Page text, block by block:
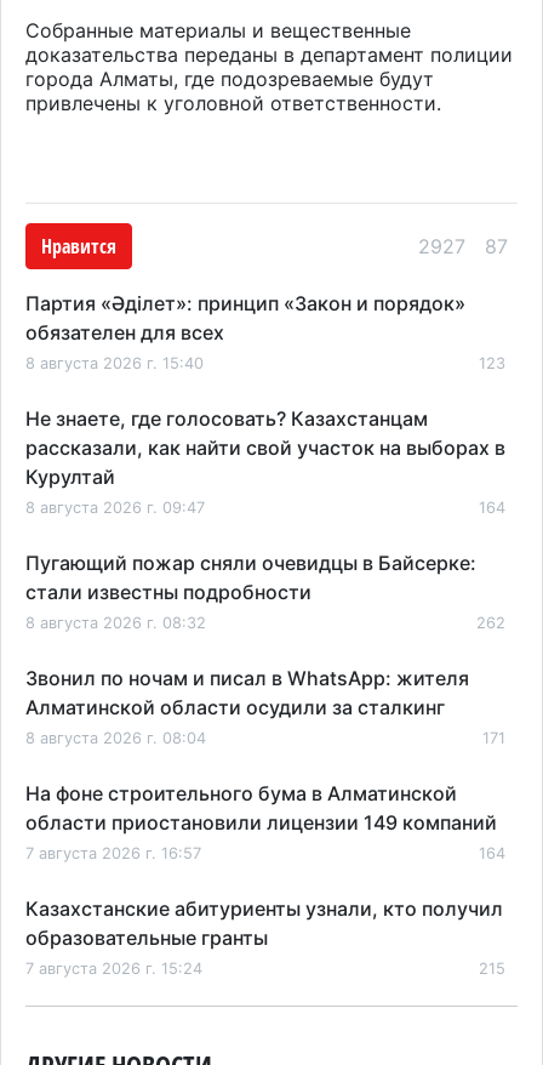
Собранные материалы и вещественные
доказательства переданы в департамент полиции
города Алматы, где подозреваемые будут
привлечены к уголовной ответственности.
Нравится 2927 87
Партия «Әділет»: принцип «Закон и порядок»
обязателен для всех
8 августа 2026 г. 15:40 123
Не знаете, где голосовать? Казахстанцам
рассказали, как найти свой участок на выборах в
Курултай
8 августа 2026 г. 09:47 164
Пугающий пожар сняли очевидцы в Байсерке:
стали известны подробности
8 августа 2026 г. 08:32 262
Звонил по ночам и писал в WhatsApp: жителя
Алматинской области осудили за сталкинг
8 августа 2026 г. 08:04 171
На фоне строительного бума в Алматинской
области приостановили лицензии 149 компаний
7 августа 2026 г. 16:57 164
Казахстанские абитуриенты узнали, кто получил
образовательные гранты
7 августа 2026 г. 15:24 215
морских контейнерах